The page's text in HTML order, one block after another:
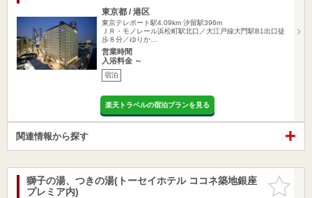
東京都 / 港区
東京テレポート駅4.09km 汐留駅396m
ＪＲ・モノレール浜松町駅北口／大江戸線大門駅B1出口徒
歩８分／ゆりか…
営業時間
入浴料金 ～
宿泊
楽天トラベルの宿泊プランを見る
関連情報から探す
お気に入
りに追加
獅子の湯、つきの湯(トーセイホテル ココネ築地銀座
プレミア内)